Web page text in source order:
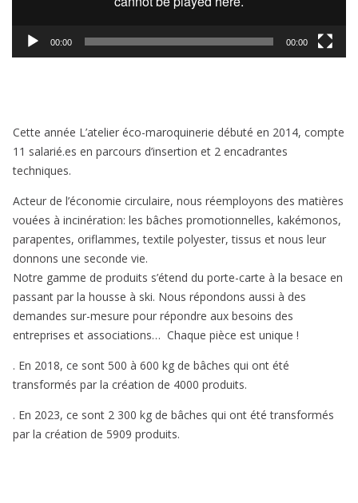
00:00 00:00
Cette année L’atelier éco-maroquinerie débuté en 2014, compte
11 salarié.es en parcours d’insertion et 2 encadrantes
techniques.
Acteur de l’économie circulaire, nous réemployons des matières
vouées à incinération: les bâches promotionnelles, kakémonos,
parapentes, oriflammes, textile polyester, tissus et nous leur
donnons une seconde vie.
Notre gamme de produits s’étend du porte-carte à la besace en
passant par la housse à ski. Nous répondons aussi à des
demandes sur-mesure pour répondre aux besoins des
entreprises et associations… Chaque pièce est unique !
. En 2018, ce sont 500 à 600 kg de bâches qui ont été
transformés par la création de 4000 produits.
. En 2023, ce sont 2 300 kg de bâches qui ont été transformés
par la création de 5909 produits.